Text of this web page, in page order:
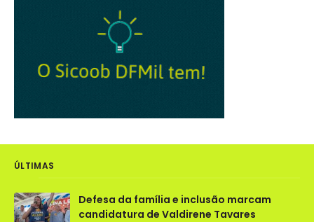
ÚLTIMAS
Defesa da família e inclusão marcam
candidatura de Valdirene Tavares